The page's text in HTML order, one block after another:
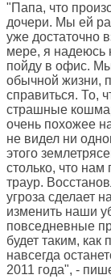
"Папа, что
дочери. Мы ей
уже достаточно
мере, я надеюсь
пойду в офис.
обычной жизни,
справиться. То,
страшные
очень похожее
не видел ни
этого
столько, что
траур.
угроза сделает
изменить наши
повседневные
будет таким,
навсегда
2011 года", -